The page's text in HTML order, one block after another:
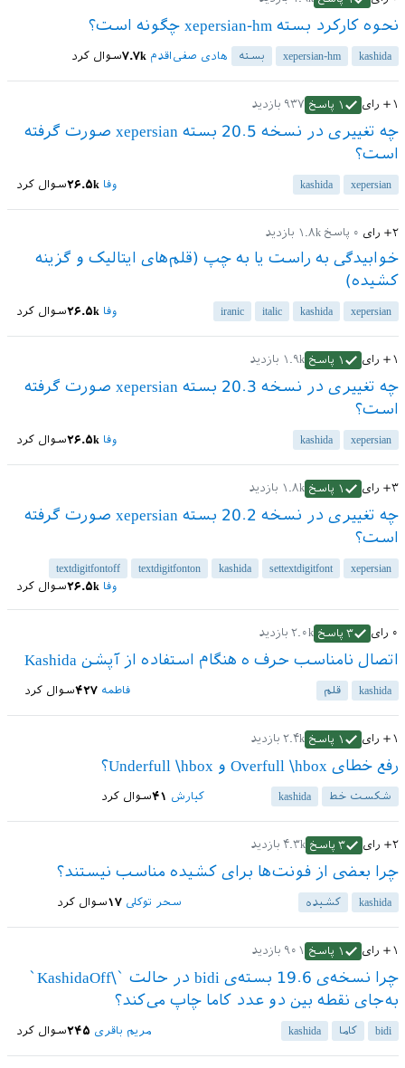
نحوه کارکرد بسته xepersian-hm چگونه است؟
kashida
xepersian-hm بسته سوال کرد هادی صفی‌اقدم ۷.۷k
+۱ رای ۱ پاسخ ۹۳۷ بازدید
چه تغییری در نسخه 20.5 بسته xepersian صورت گرفته
است؟
xepersian
kashida سوال کرد وفا ۲۶.۵k
+۲ رای ۰ پاسخ ۱.۸k بازدید
خوابیدگی به راست یا به چپ (قلم‌های ایتالیک و گزینه
کشیده)
xepersian
kashida
italic
iranic سوال کرد وفا ۲۶.۵k
+۱ رای ۱ پاسخ ۱.۹k بازدید
چه تغییری در نسخه 20.3 بسته xepersian صورت گرفته
است؟
xepersian
kashida سوال کرد وفا ۲۶.۵k
+۳ رای ۱ پاسخ ۱.۸k بازدید
چه تغییری در نسخه 20.2 بسته xepersian صورت گرفته
است؟
xepersian
settextdigitfont
kashida
textdigitfonton
textdigitfontoff
سوال کرد
وفا ۲۶.۵k
۰ رای ۳ پاسخ ۲.۰k بازدید
اتصال نامناسب حرف ه هنگام استفاده از آپشن Kashida
kashida قلم سوال کرد فاطمه ۴۲۷
+۱ رای ۱ پاسخ ۲.۴k بازدید
رفع خطای Overfull \hbox و Underfull \hbox؟
شکست خط kashida سوال کرد کیارش ۴۱
+۲ رای ۳ پاسخ ۴.۳k بازدید
چرا بعضی از فونت‌ها برای کشیده مناسب نیستند؟
kashida کشیده سوال کرد سحر توکلی ۱۷
+۱ رای ۱ پاسخ ۹۰۱ بازدید
چرا نسخه‌ی 19.6 بسته‌ی bidi در حالت `\KashidaOff`
به‌جای نقطه بین دو عدد کاما چاپ می‌کند؟
bidi کاما kashida سوال کرد مریم باقری ۲۴۵